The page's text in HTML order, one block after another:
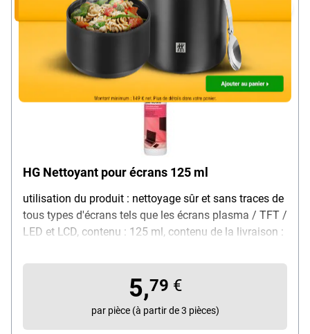
HG Nettoyant pour écrans 125 ml
utilisation du produit : nettoyage sûr et sans traces de
tous types d'écrans tels que les écrans plasma / TFT /
LED et LCD, contenu : 125 ml, contenu de la livraison :
Nouveau dans la gamme
5,79 €
par pièce (à partir de 3 pièces)